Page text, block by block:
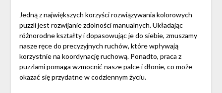
Jedną z największych korzyści rozwiązywania kolorowych
puzzli jest rozwijanie zdolności manualnych. Układając
różnorodne kształty i dopasowując je do siebie, zmuszamy
nasze ręce do precyzyjnych ruchów, które wpływają
korzystnie na koordynację ruchową. Ponadto, praca z
puzzlami pomaga wzmocnić nasze palce i dłonie, co może
okazać się przydatne w codziennym życiu.